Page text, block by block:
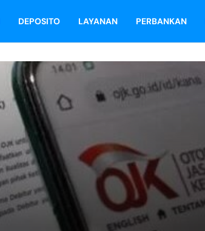
DEPOSITO LAYANAN PERBANKAN